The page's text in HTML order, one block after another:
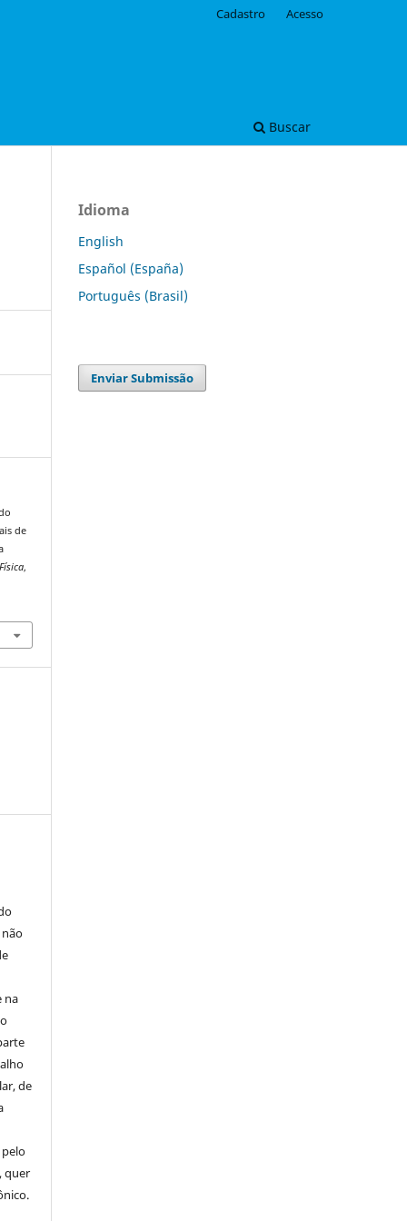
Buscar
Cadastro Acesso
de
,
na
de
quer
Idioma
English
Español (España)
Português (Brasil)
Enviar Submissão